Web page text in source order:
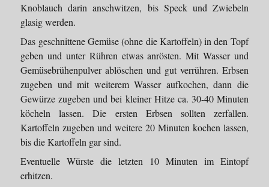
Knoblauch darin anschwitzen, bis Speck und Zwiebeln
glasig werden.
Das geschnittene Gemüse (ohne die Kartoffeln) in den Topf
geben und unter Rühren etwas anrösten. Mit Wasser und
Gemüsebrühenpulver ablöschen und gut verrühren. Erbsen
zugeben und mit weiterem Wasser aufkochen, dann die
Gewürze zugeben und bei kleiner Hitze ca. 30-40 Minuten
köcheln lassen. Die ersten Erbsen sollten zerfallen.
Kartoffeln zugeben und weitere 20 Minuten kochen lassen,
bis die Kartoffeln gar sind.
Eventuelle Würste die letzten 10 Minuten im Eintopf
erhitzen.